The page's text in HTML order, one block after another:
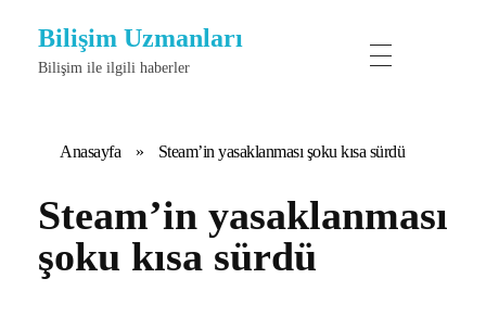
Bilişim Uzmanları
Bilişim ile ilgili haberler
Anasayfa » Steam’in yasaklanması şoku kısa sürdü
Steam’in yasaklanması
şoku kısa sürdü